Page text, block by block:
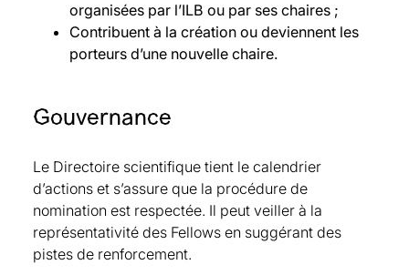
Caroline Hillairet, ENSAE, CREST, Fellow depuis
2019
Guillaume Hollard, Ecole polytechnique, CREST
depuis 2021
d’Essonne, Fellow depuis 2016
Marielle de Jong, Grenoble École de
management, Fellow depuis 2016
Elyès Jouini, Université Paris Dauphine-PSL,
Fellow depuis 2016
organisées par l’ILB ou par ses chaires ;
Contribuent à la création ou deviennent les
porteurs d’une nouvelle chaire.
Gouvernance
Le Directoire scientifique tient le calendrier
d’actions et s’assure que la procédure de
nomination est respectée. Il peut veiller à la
représentativité des Fellows en suggérant des
pistes de renforcement.